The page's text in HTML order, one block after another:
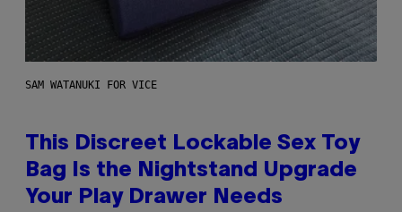
SAM WATANUKI FOR VICE
This Discreet Lockable Sex Toy
Bag Is the Nightstand Upgrade
Your Play Drawer Needs